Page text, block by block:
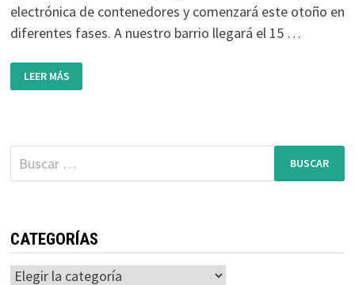
electrónica de contenedores y comenzará este otoño en
diferentes fases. A nuestro barrio llegará el 15 …
IMPLANTACIÓN
DEL
NUEVO
CONTENEDOR
MARRÓN
(ORGÁNICO)
Y
DE
NOVIEMBRE
EN
LEZKAIRU
LEER MÁS
Buscar:
CATEGORÍAS
Categorías